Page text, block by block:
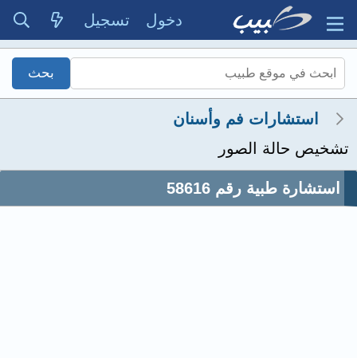
دخول تسجيل
استشارات فم وأسنان
تشخيص حالة الصور
استشارة طبية رقم 58616